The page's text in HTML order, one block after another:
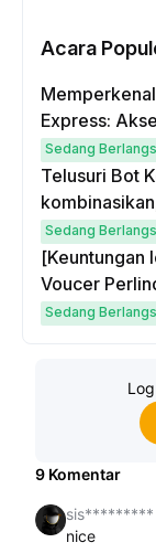
Acara
Express:
IPO Global!
Sedang
Telusuri Bot
Sedang
[Keuntungan
Voucer
hingga $50
Sedang
9 Komentar
sis*********
nice